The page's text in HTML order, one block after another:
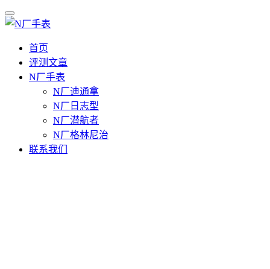
首页
评测文章
N厂手表
N厂迪通拿
N厂日志型
N厂潜航者
N厂格林尼治
联系我们